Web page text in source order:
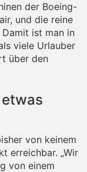
der Boeing-
und die reine
ist man in
viele Urlauber
über den
von keinem
erreichbar. „Wir
von einem